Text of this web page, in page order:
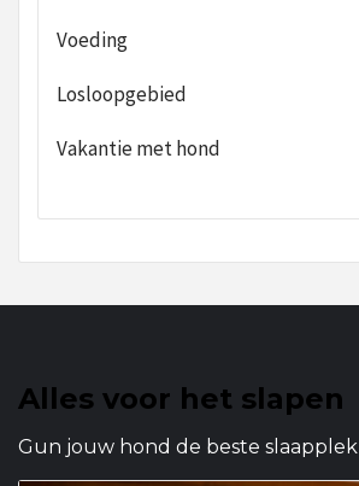
Voeding
Losloopgebied
Vakantie met hond
Alles voor het slapen
Gun jouw hond de beste slaapplek